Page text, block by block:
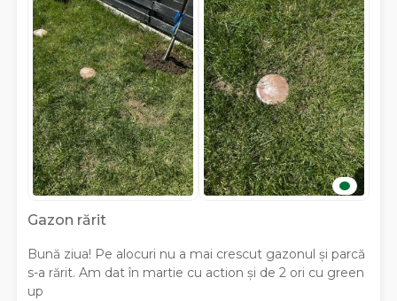
Gazon rărit
Bună ziua! Pe alocuri nu a mai crescut gazonul și parcă
s-a rărit. Am dat în martie cu action și de 2 ori cu green
up